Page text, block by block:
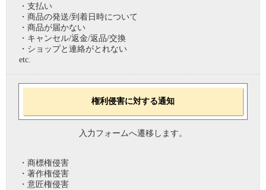
・支払い
・商品の発送/到着日時について
・商品が届かない
・キャンセル/返金/返品/交換
・ショップと連絡がとれない
etc.
権利侵害に対する通知
入力フォームへ遷移します。
・商標権侵害
・著作権侵害
・意匠権侵害